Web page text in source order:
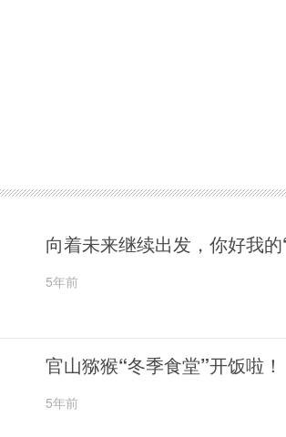
向着未来继续出发，你好我的
5年前
官山猕猴“冬季食堂”开饭啦！
5年前